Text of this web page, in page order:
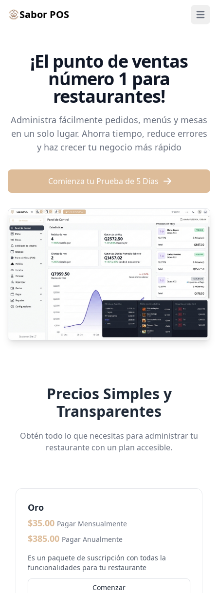
Sabor POS Abrir
¡El punto de ventas
número 1 para
restaurantes!
Administra fácilmente pedidos, menús y mesas
en un solo lugar. Ahorra tiempo, reduce errores
y haz crecer tu negocio más rápido
Comienza tu Prueba de 5 Días
Precios Simples y
Transparentes
Obtén todo lo que necesitas para administrar tu
restaurante con un plan accesible.
Oro
$35.00 Pagar Mensualmente
$385.00 Pagar Anualmente
Es un paquete de suscripción con todas la
funcionalidades para tu restaurante
Comenzar